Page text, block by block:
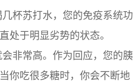
杯苏打水，您的免疫系统功
处于明显劣势的状态。
非常高。作为回应，您的胰
你吃很多糖时，你会不断地